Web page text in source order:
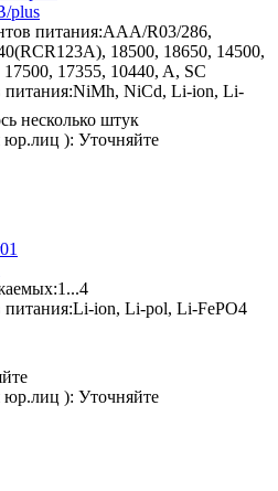
plus
питания:AAA/R03/286,
18500, 18650, 14500,
17355, 10440, A, SC
NiMh, NiCd, Li-ion, Li-
несколько штук
юр.лиц ): Уточняйте
1...4
Li-ion, Li-pol, Li-FePO4
юр.лиц ): Уточняйте